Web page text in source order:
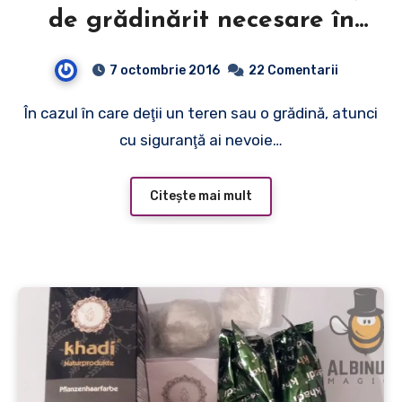
de grădinărit necesare în
7 octombrie 2016 22 Comentarii
În cazul în care deţii un teren sau o grădină, atunci
cu siguranţă ai nevoie…
Citește mai mult